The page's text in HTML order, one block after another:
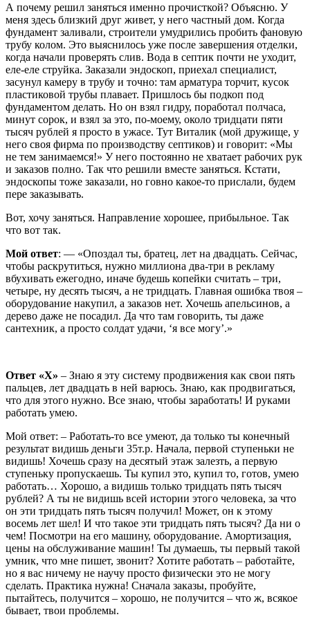
А почему решил заняться именно прочисткой? Объясню. У
меня здесь близкий друг живет, у него частный дом. Когда
фундамент заливали, строители умудрились пробить фановую
трубу колом. Это выяснилось уже после завершения отделки,
когда начали проверять слив. Вода в септик почти не уходит,
еле-еле струйка. Заказали эндоскоп, приехал специалист,
засунул камеру в трубу и точно: там арматура торчит, кусок
пластиковой трубы плавает. Пришлось бы подкоп под
фундаментом делать. Но он взял гидру, поработал полчаса,
минут сорок, и взял за это, по-моему, около тридцати пяти
тысяч рублей я просто в ужасе. Тут Виталик (мой дружище, у
него своя фирма по производству септиков) и говорит: «Мы
не тем занимаемся!» У него постоянно не хватает рабочих рук
и заказов полно. Так что решили вместе заняться. Кстати,
эндоскопы тоже заказали, но говно какое-то прислали, будем
пере заказывать.
Вот, хочу заняться. Направление хорошее, прибыльное. Так
что вот так.
Мой ответ: — «Опоздал ты, братец, лет на двадцать. Сейчас,
чтобы раскрутиться, нужно миллиона два-три в рекламу
вбухивать ежегодно, иначе будешь копейки считать – три,
четыре, ну десять тысяч, а не тридцать. Главная ошибка твоя –
оборудование накупил, а заказов нет. Хочешь апельсинов, а
дерево даже не посадил. Да что там говорить, ты даже
сантехник, а просто солдат удачи, ‘я все могу’.»
Ответ «Х» – Знаю я эту систему продвижения как свои пять
пальцев, лет двадцать в ней варюсь. Знаю, как продвигаться,
что для этого нужно. Все знаю, чтобы заработать! И руками
работать умею.
Мой ответ: – Работать-то все умеют, да только ты конечный
результат видишь деньги 35т.р. Начала, первой ступеньки не
видишь! Хочешь сразу на десятый этаж залезть, а первую
ступеньку пропускаешь. Ты купил это, купил то, готов, умею
работать… Хорошо, а видишь только тридцать пять тысяч
рублей? А ты не видишь всей истории этого человека, за что
он эти тридцать пять тысяч получил! Может, он к этому
восемь лет шел! И что такое эти тридцать пять тысяч? Да ни о
чем! Посмотри на его машину, оборудование. Амортизация,
цены на обслуживание машин! Ты думаешь, ты первый такой
умник, что мне пишет, звонит? Хотите работать – работайте,
но я вас ничему не научу просто физически это не могу
сделать. Практика нужна! Сначала заказы, пробуйте,
пытайтесь, получится – хорошо, не получится – что ж, всякое
бывает, твои проблемы.